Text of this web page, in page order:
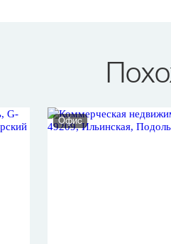
Офис